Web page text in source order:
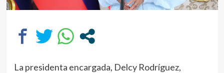
La presidenta encargada, Delcy Rodríguez,